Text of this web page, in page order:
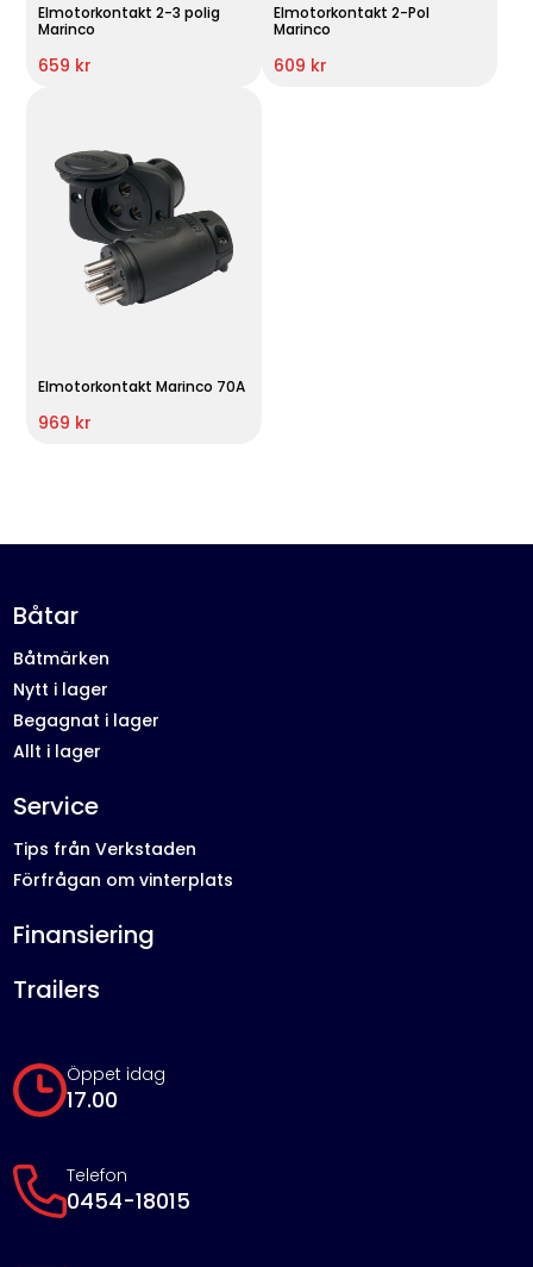
Elmotorkontakt 2-3 polig
Marinco
659 kr
Elmotorkontakt 2-Pol
Marinco
609 kr
Elmotorkontakt Marinco 70A
969 kr
Öppet idag
17.00
Telefon
0454-18015
Båtar
Båtmärken
Nytt i lager
Begagnat i lager
Allt i lager
Service
Tips från Verkstaden
Förfrågan om vinterplats
Finansiering
Trailers